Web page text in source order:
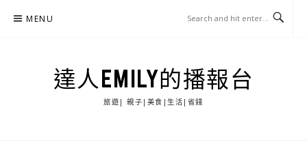
MENU
達人EMILY的播報台
旅遊| 親子|美食|生活|省錢